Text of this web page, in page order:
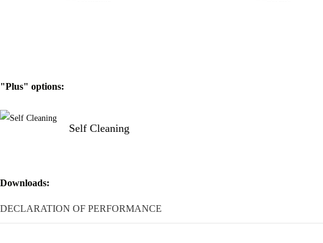
"Plus" options:
Self Cleaning
Downloads:
DECLARATION OF PERFORMANCE